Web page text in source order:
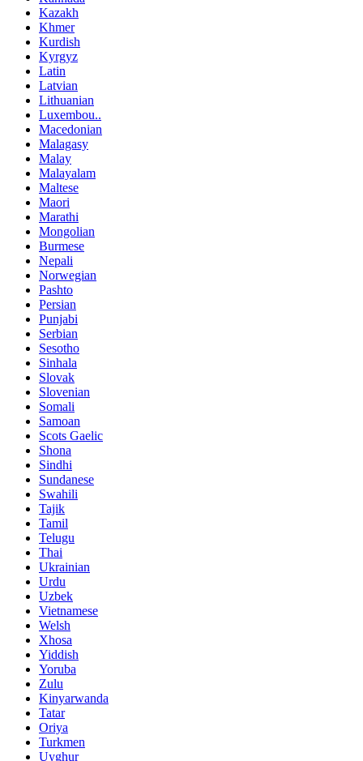
Kazakh
Khmer
Kurdish
Kyrgyz
Latin
Latvian
Lithuanian
Luxembou..
Macedonian
Malagasy
Malay
Malayalam
Maltese
Maori
Marathi
Mongolian
Burmese
Nepali
Norwegian
Pashto
Persian
Punjabi
Serbian
Sesotho
Sinhala
Slovak
Slovenian
Somali
Samoan
Scots Gaelic
Shona
Sindhi
Sundanese
Swahili
Tajik
Tamil
Telugu
Thai
Ukrainian
Urdu
Uzbek
Vietnamese
Welsh
Xhosa
Yiddish
Yoruba
Zulu
Kinyarwanda
Tatar
Oriya
Turkmen
Uyghur